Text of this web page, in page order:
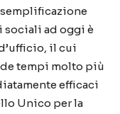
sociali ad oggi è
il cui
tempi molto più
efficaci
Unico per la